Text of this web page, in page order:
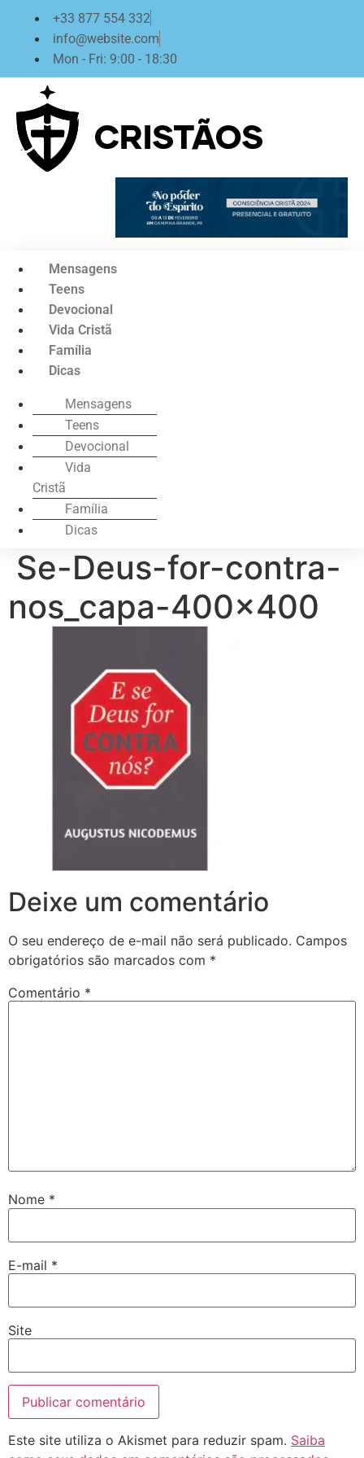
conteúdo
+33 877 554 332
info@website.com
Mon - Fri: 9:00 - 18:30
Mensagens
Teens
Devocional
Vida Cristã
Família
Dicas
Mensagens
Teens
Devocional
Vida
Cristã
Família
Dicas
Se-Deus-for-contra-
nos_capa-400×400
Deixe um comentário
O seu endereço de e-mail não será publicado. Campos
obrigatórios são marcados com *
Comentário *
Nome *
E-mail *
Site
Este site utiliza o Akismet para reduzir spam. Saiba